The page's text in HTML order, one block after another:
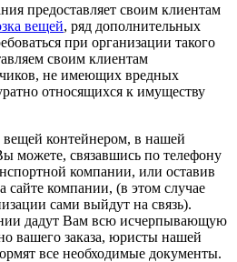
предоставляет своим клиентам
вещей, ряд дополнительных
при организации такого
своим клиентам
не имеющих вредных
относящихся к имуществу
вещей контейнером, в нашей
можете, связавшись по телефону
компании, или оставив
сайте компании, (в этом случае
сами выйдут на связь).
дадут Вам всю исчерпывающую
вашего заказа, юристы нашей
все необходимые документы.